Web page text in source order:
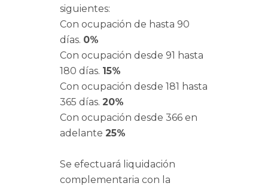
siguientes:
Con ocupación de hasta 90
días. 0%
Con ocupación desde 91 hasta
180 días. 15%
Con ocupación desde 181 hasta
365 días.20%
Con ocupación desde 366 en
adelante25%
Se efectuará liquidación
complementaria con la